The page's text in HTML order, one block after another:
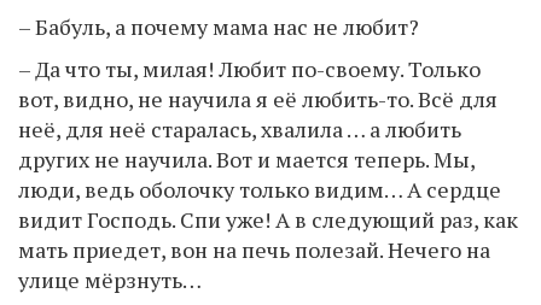
– Бабуль, а почему мама нас не любит?
– Да что ты, милая! Любит по-своему. Только
вот, видно, не научила я её любить-то. Всё для
неё, для неё старалась, хвалила … а любить
других не научила. Вот и мается теперь. Мы,
люди, ведь оболочку только видим… А сердце
видит Господь. Спи уже! А в следующий раз, как
мать приедет, вон на печь полезай. Нечего на
улице мёрзнуть…